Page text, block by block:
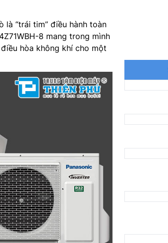
là “trái tim” điều hành toàn
8 mang trong mình
hòa không khí cho một